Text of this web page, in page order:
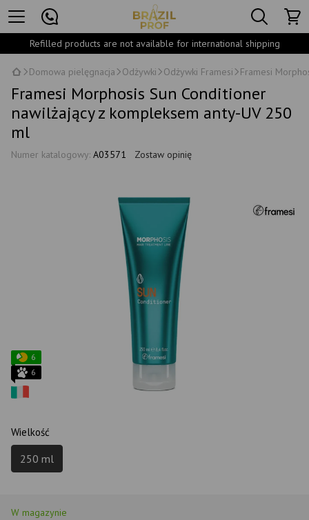
Refilled products are not available for international shipping
Domowa pielęgnacja Odżywki Odżywki Framesi Framesi
Framesi Morphosis Sun Conditioner
nawilżający z kompleksem anty-UV 250
ml
Numer katalogowy: A03571 Zostaw opinię
6
6
Wielkość
250 ml
W magazynie